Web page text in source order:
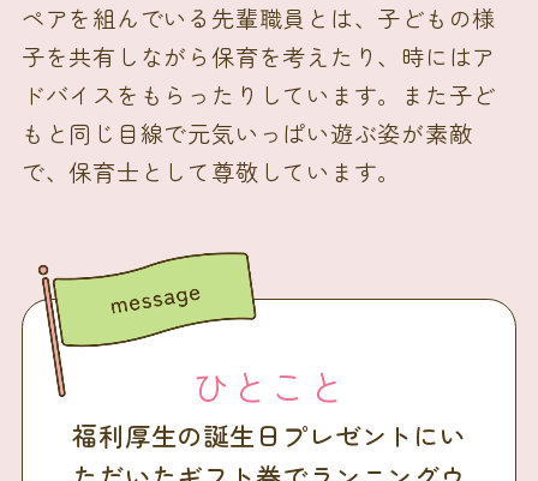
ペアを組んでいる先輩職員とは、子どもの様
子を共有しながら保育を考えたり、時にはア
ドバイスをもらったりしています。また子ど
もと同じ目線で元気いっぱい遊ぶ姿が素敵
で、保育士として尊敬しています。
ひとこと
福利厚生の誕生日プレゼントにい